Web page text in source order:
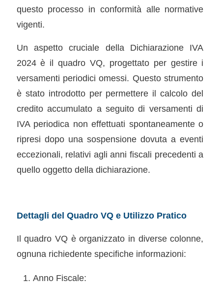
questo processo in conformità alle normative
vigenti.
Un aspetto cruciale della Dichiarazione IVA
2024 è il quadro VQ, progettato per gestire i
versamenti periodici omessi. Questo strumento
è stato introdotto per permettere il calcolo del
credito accumulato a seguito di versamenti di
IVA periodica non effettuati spontaneamente o
ripresi dopo una sospensione dovuta a eventi
eccezionali, relativi agli anni fiscali precedenti a
quello oggetto della dichiarazione.
Dettagli del Quadro VQ e Utilizzo Pratico
Il quadro VQ è organizzato in diverse colonne,
ognuna richiedente specifiche informazioni:
Anno Fiscale: